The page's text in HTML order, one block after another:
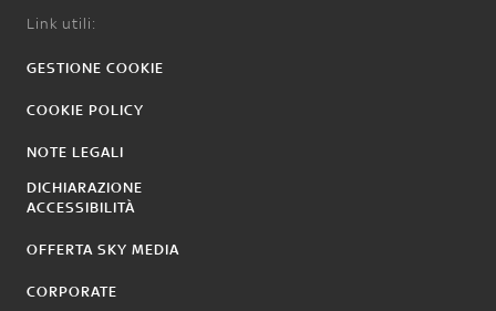
Link utili:
GESTIONE COOKIE
COOKIE POLICY
NOTE LEGALI
DICHIARAZIONE
ACCESSIBILITÀ
OFFERTA SKY MEDIA
CORPORATE